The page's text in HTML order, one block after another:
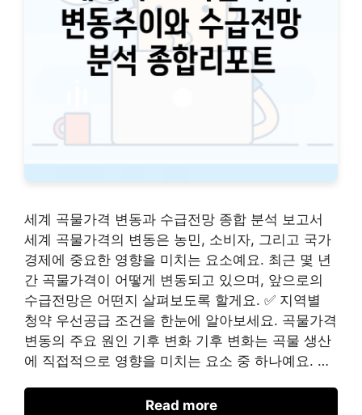
세계 곡물가격 변동과 수급전망 종합 분석 보고서
세계 곡물가격의 변동은 농민, 소비자, 그리고 국가
경제에 중요한 영향을 미치는 요소예요. 최근 몇 년
간 곡물가격이 어떻게 변동되고 있으며, 앞으로의
수급전망은 어떤지 살펴보도록 할게요. ✅ 지역별
청약 우선공급 조건을 한눈에 알아보세요. 곡물가격
변동의 주요 원인 기후 변화 기후 변화는 곡물 생산
에 직접적으로 영향을 미치는 요소 중 하나예요. …
Read more